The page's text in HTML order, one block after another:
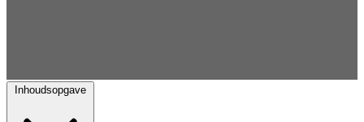
Inhoudsopgave